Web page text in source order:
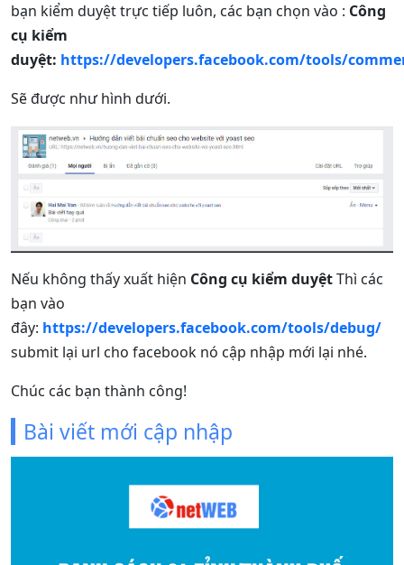
bạn kiểm duyệt trực tiếp luôn, các bạn chọn vào : Công
cụ kiểm
duyệt: https://developers.facebook.com/tools/
Sẽ được như hình dưới.
Nếu không thấy xuất hiện Công cụ kiểm duyệtThì các
bạn vào
đây: https://developers.facebook.com/tools/debug/
submit lại url cho facebook nó cập nhập mới lại nhé.
Chúc các bạn thành công!
Bài viết mới cập nhập